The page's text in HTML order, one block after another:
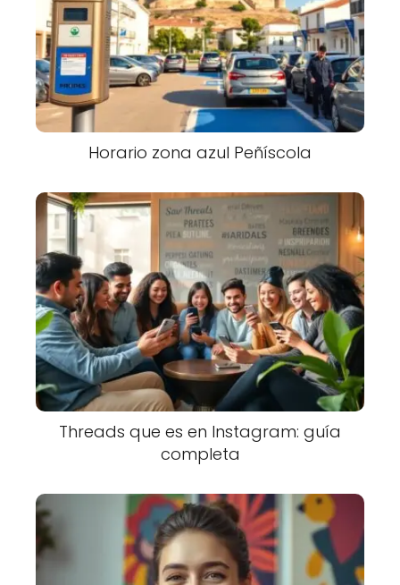
Horario zona azul Peñíscola
Threads que es en Instagram: guía
completa